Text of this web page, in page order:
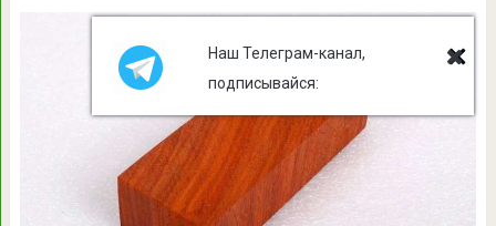
Наш Телеграм-канал,
подписывайся: